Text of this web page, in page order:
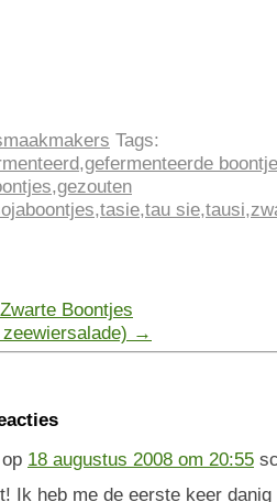
Tags:
,gefermenteerde
,gezouten
,tasie,tau sie,tausi,
Boontjes
→
op 18 augustus 2008 om 20:55
Ik heb me de eerste keer